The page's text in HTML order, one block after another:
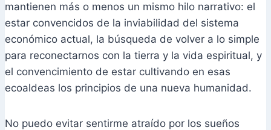
mantienen más o menos un mismo hilo narrativo: el
estar convencidos de la inviabilidad del sistema
económico actual, la búsqueda de volver a lo simple
para reconectarnos con la tierra y la vida espiritual, y
el convencimiento de estar cultivando en esas
ecoaldeas los principios de una nueva humanidad.
No puedo evitar sentirme atraído por los sueños